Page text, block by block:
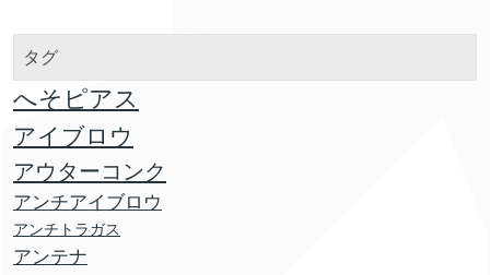
タグ
へそピアス
アイブロウ
アウターコンク
アンチアイブロウ
アンチトラガス
アンテナ